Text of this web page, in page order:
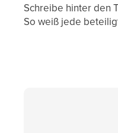
Schreibe hinter den
So weiß jede